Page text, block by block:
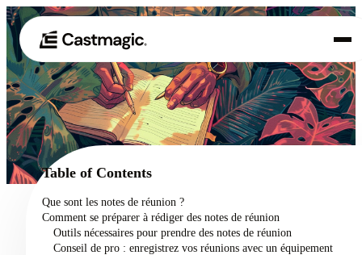
01 Produit
02 Cas d'utilisation
Tarification
À propos de nous
Table of Contents
Que sont les notes de réunion ?
Comment se préparer à rédiger des notes de réunion
Outils nécessaires pour prendre des notes de réunion
Conseil de pro : enregistrez vos réunions avec un équipement